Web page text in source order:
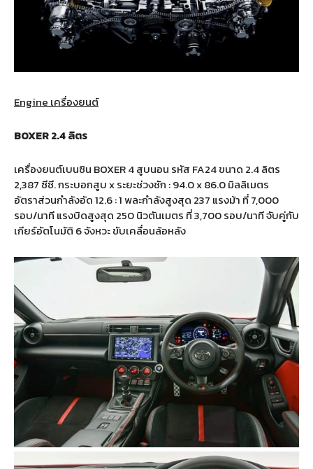
Engine เครื่องยนต์
BOXER 2.4 ลิตร
เครื่องยนต์เบนซิน BOXER 4 สูบนอน รหัส FA24 ขนาด 2.4 ลิตร
2,387 ซีซี. กระบอกสูบ x ระยะช่วงชัก : 94.0 x 86.0 มิลลิเมตร
อัตราส่วนกำลังอัด 12.6 : 1 พละกำลังสูงสุด 237 แรงม้า ที่ 7,000
รอบ/นาที แรงบิดสูงสุด 250 นิวตันเมตร ที่ 3,700 รอบ/นาที จับคู่กับ
เกียร์อัตโนมัติ 6 จังหวะ ขับเคลื่อนล้อหลัง